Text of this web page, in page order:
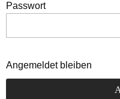
Passwort
Angemeldet bleiben